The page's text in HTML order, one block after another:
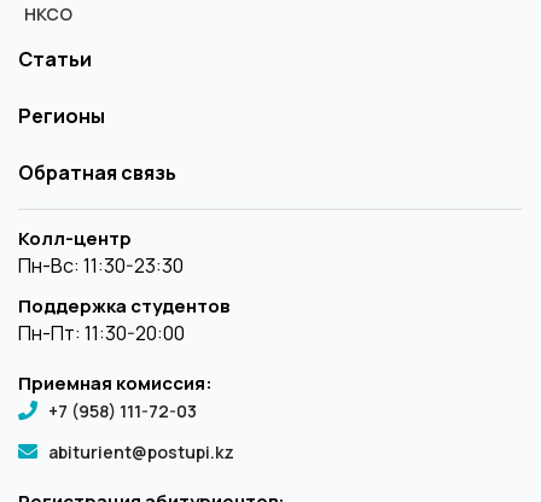
НКСО
Статьи
Регионы
Обратная связь
Колл-центр
Пн-Вс: 11:30-23:30
Поддержка студентов
Пн-Пт: 11:30-20:00
Приемная комиссия:
+7 (958) 111-72-03
abiturient@postupi.kz